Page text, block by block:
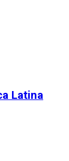
Latina